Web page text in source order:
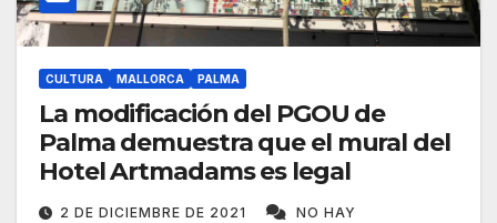
CULTURA MALLORCA PALMA
La modificación del PGOU de
Palma demuestra que el mural del
Hotel Artmadams es legal
2 DE DICIEMBRE DE 2021
NO HAY